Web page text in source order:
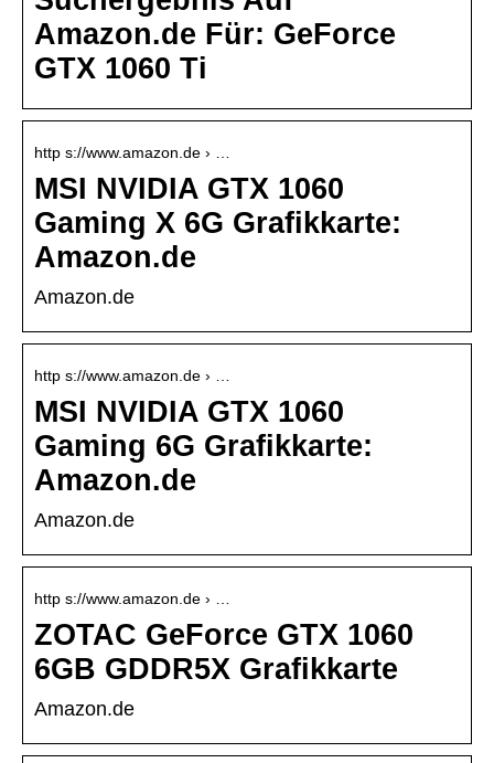
Amazon.de Für: GeForce
GTX 1060 Ti
http s://www.amazon.de › …
MSI NVIDIA GTX 1060
Gaming X 6G Grafikkarte:
Amazon.de
Amazon.de
http s://www.amazon.de › …
MSI NVIDIA GTX 1060
Gaming 6G Grafikkarte:
Amazon.de
Amazon.de
http s://www.amazon.de › …
ZOTAC GeForce GTX 1060
6GB GDDR5X Grafikkarte
Amazon.de